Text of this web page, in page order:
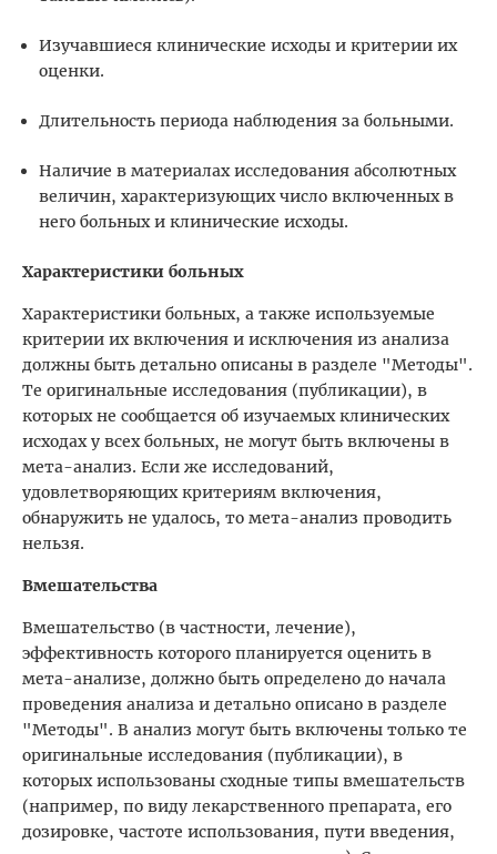
Изучавшиеся клинические исходы и критерии их
оценки.
Длительность периода наблюдения за больными.
Наличие в материалах исследования абсолютных
величин, характеризующих число включенных в
него больных и клинические исходы.
Характеристики больных
Характеристики больных, а также используемые
критерии их включения и исключения из анализа
должны быть детально описаны в разделе "Методы".
Те оригинальные исследования (публикации), в
которых не сообщается об изучаемых клинических
исходах у всех больных, не могут быть включены в
мета-анализ. Если же исследований,
удовлетворяющих критериям включения,
обнаружить не удалось, то мета-анализ проводить
нельзя.
Вмешательства
Вмешательство (в частности, лечение),
эффективность которого планируется оценить в
мета-анализе, должно быть определено до начала
проведения анализа и детально описано в разделе
"Методы". В анализ могут быть включены только те
оригинальные исследования (публикации), в
которых использованы сходные типы вмешательств
(например, по виду лекарственного препарата, его
дозировке, частоте использования, пути введения,